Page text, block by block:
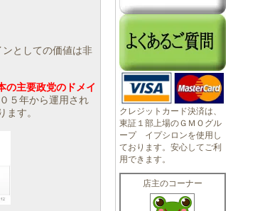
としての価値は非
の主要政党のドメイ
５年から運用され
す。
クレジットカード決済は、
東証１部上場のＧＭＯグル
ープ イプシロンを使用し
ております。安心してご利
用できます。
店主のコーナー